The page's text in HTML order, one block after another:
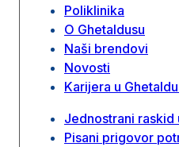
Poliklinika
O Ghetaldusu
Naši brendovi
Novosti
Karijera u
Jednostrani raskid
Pisani prigovor